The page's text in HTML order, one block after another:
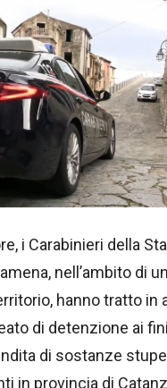
i Carabinieri della
nell’ambito di
hanno tratto in
di detenzione ai
di sostanze
in provincia di